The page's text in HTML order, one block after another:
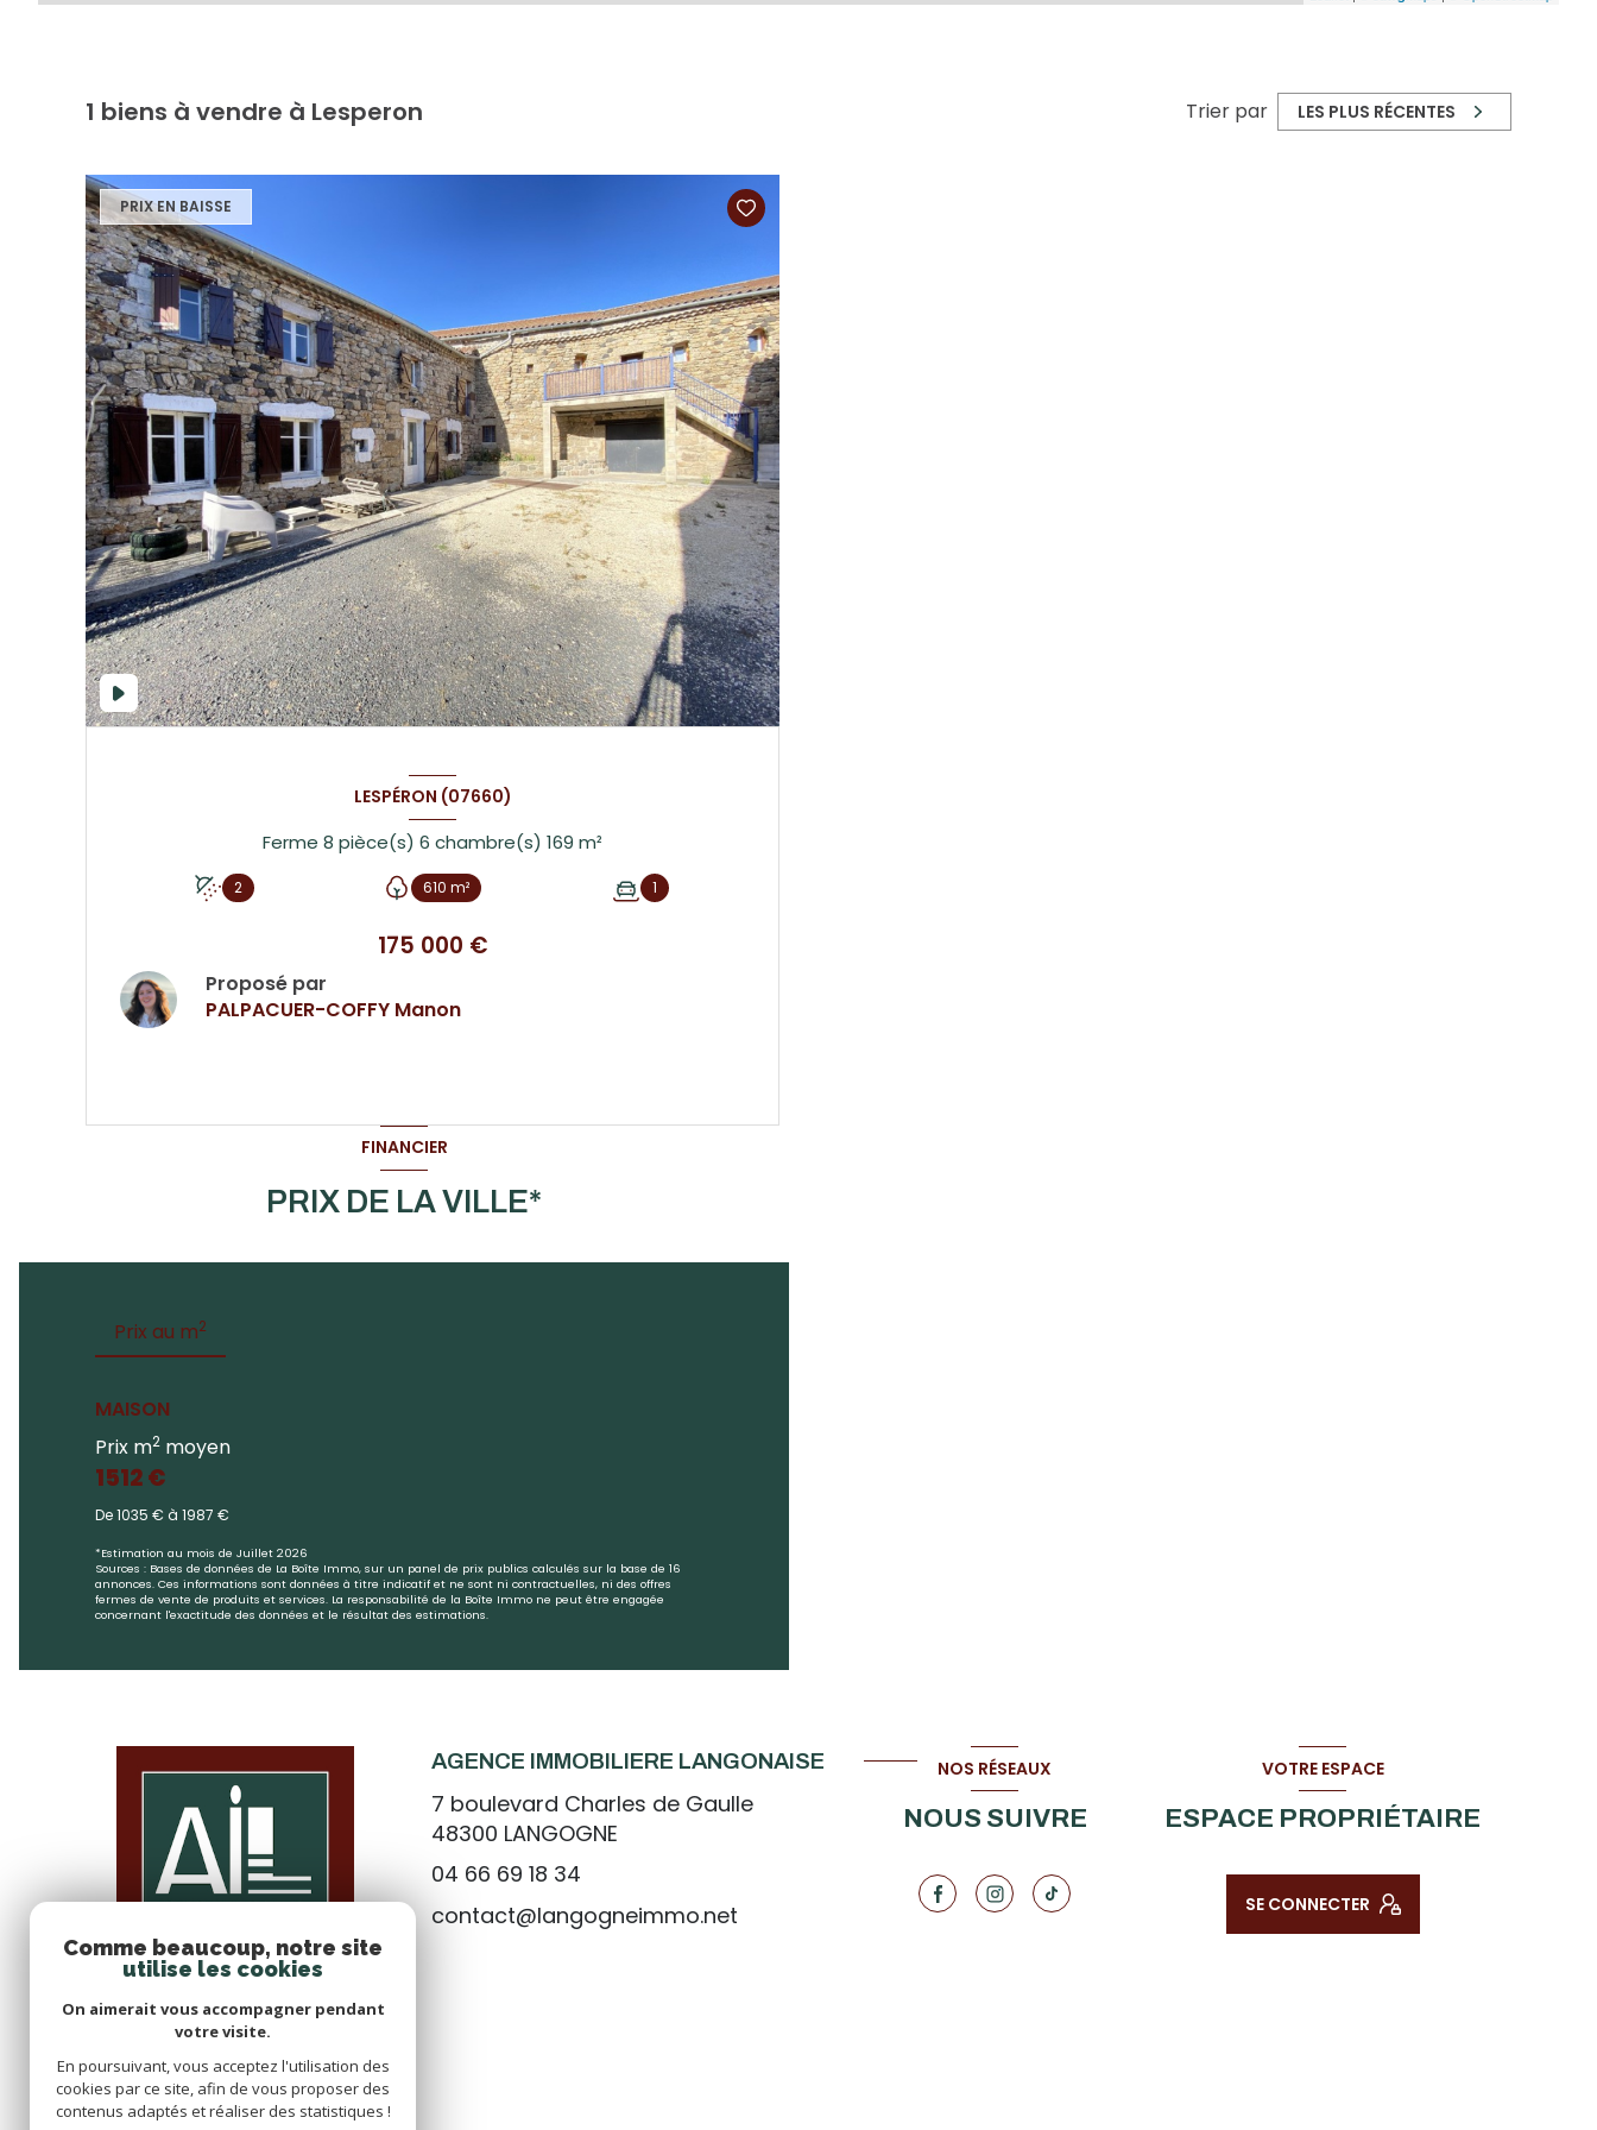
1 biens à vendre à Lesperon Trier par LES PLUS RÉCENTES
PRIX EN BAISSE
LESPÉRON (07660)
Ferme 8 pièce(s) 6 chambre(s) 169 m²
2 610 m² 1
175 000 €
Proposé par
PALPACUER-COFFY Manon
FINANCIER
PRIX DE LA VILLE*
Prix au m2
MAISON
Prix m2 moyen
1512 €
De 1035 € à 1987 €
*Estimation au mois de Juillet 2026
Sources : Bases de données de La Boîte Immo, sur un panel de prix publics calculés sur la base de 16
annonces. Ces informations sont données à titre indicatif et ne sont ni contractuelles, ni des offres
fermes de vente de produits et services. La responsabilité de la Boîte Immo ne peut être engagée
concernant l'exactitude des données et le résultat des estimations.
AGENCE IMMOBILIERE LANGONAISE
7 boulevard Charles de Gaulle
48300 LANGOGNE
04 66 69 18 34
contact@langogneimmo.net
NOS RÉSEAUX
NOUS SUIVRE
VOTRE ESPACE
ESPACE PROPRIÉTAIRE
SE CONNECTER
Comme beaucoup, notre site
utilise les cookies
On aimerait vous accompagner pendant
votre visite.
En poursuivant, vous acceptez l'utilisation des
cookies par ce site, afin de vous proposer des
contenus adaptés et réaliser des statistiques !